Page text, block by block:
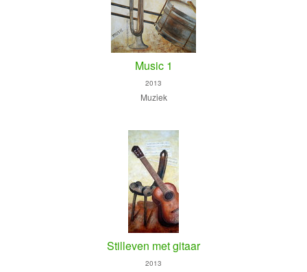
Music 1
2013
Muziek
Stilleven met gitaar
2013